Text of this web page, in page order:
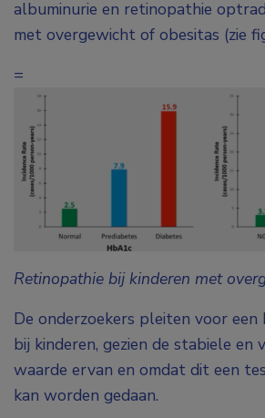
albuminurie en retinopathie
met overgewicht of obesitas (zie
=
Retinopathie bij kinderen met
De onderzoekers pleiten voor een
bij kinderen, gezien de stabiele en
waarde ervan en omdat dit een
kan worden gedaan.